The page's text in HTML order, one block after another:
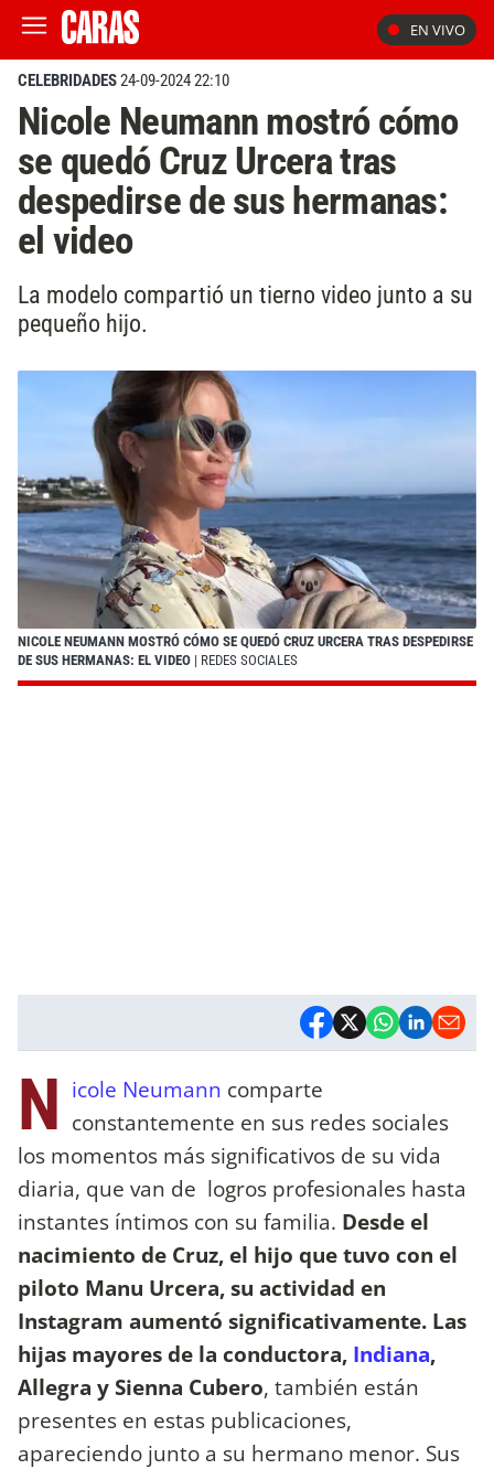
EN VIVO
CELEBRIDADES24-09-2024 22:10
Nicole Neumann mostró cómo
se quedó Cruz Urcera tras
despedirse de sus hermanas:
el video
La modelo compartió un tierno video junto a su
pequeño hijo.
NICOLE NEUMANN MOSTRÓ CÓMO SE QUEDÓ CRUZ URCERA TRAS DESPEDIRSE
DE SUS HERMANAS: EL VIDEO | REDES SOCIALES
N icole Neumann comparte
constantemente en sus redes sociales
los momentos más significativos de su vida
diaria, que van de logros profesionales hasta
instantes íntimos con su familia. Desde el
nacimiento de Cruz, el hijo que tuvo con el
piloto Manu Urcera, su actividad en
Instagram aumentó significativamente. Las
hijas mayores de la conductora, Indiana,
Allegra y Sienna Cubero, también están
presentes en estas publicaciones,
apareciendo junto a su hermano menor. Sus